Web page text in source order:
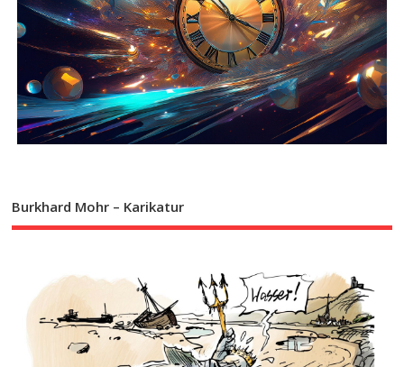
Burkhard Mohr – Karikatur